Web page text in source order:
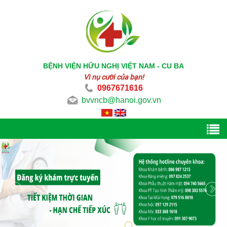
BỆNH VIỆN HỮU NGHỊ VIỆT NAM - CU BA
Vì nụ cười của bạn!
0967671616
bvvncb@hanoi.gov.vn